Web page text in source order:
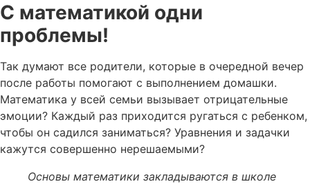
С математикой одни
проблемы!
Так думают все родители, которые в очередной вечер
после работы помогают с выполнением домашки.
Математика у всей семьи вызывает отрицательные
эмоции? Каждый раз приходится ругаться с ребенком,
чтобы он садился заниматься? Уравнения и задачки
кажутся совершенно нерешаемыми?
Основы математики закладываются в школе